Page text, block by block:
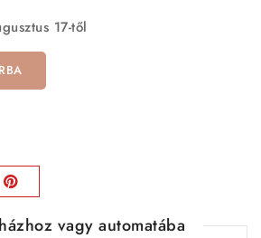
17-től
vagy automatába